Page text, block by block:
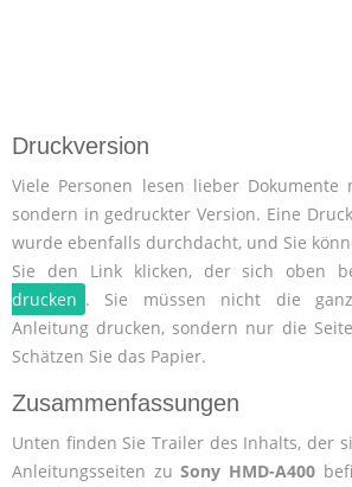
Druckversion
Viele Personen lesen lieber
sondern in gedruckter Version. Eine
wurde ebenfalls durchdacht, und Sie
Sie den Link klicken, der sich oben
drucken . Sie müssen nicht die
Anleitung drucken, sondern nur die
Schätzen Sie das Papier.
Zusammenfassungen
Unten finden Sie Trailer des Inhalts, der
Anleitungsseiten zuSony HMD-A400